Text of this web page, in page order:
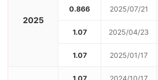
2025
0.866 2025/07/21
1.07 2025/04/23
1.07 2025/01/17
1.07 2024/10/17